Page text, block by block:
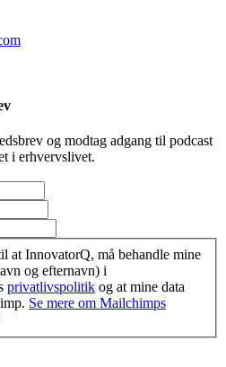
og modtag adgang til podcast
i erhvervslivet.
at InnovatorQ, må behandle mine
og efternavn) i
privatlivspolitik og at mine data
Se mere om Mailchimps